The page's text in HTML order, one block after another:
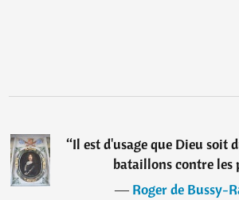
“Il est d'usage que Dieu soit
bataillons contre les
―Roger de Bussy-